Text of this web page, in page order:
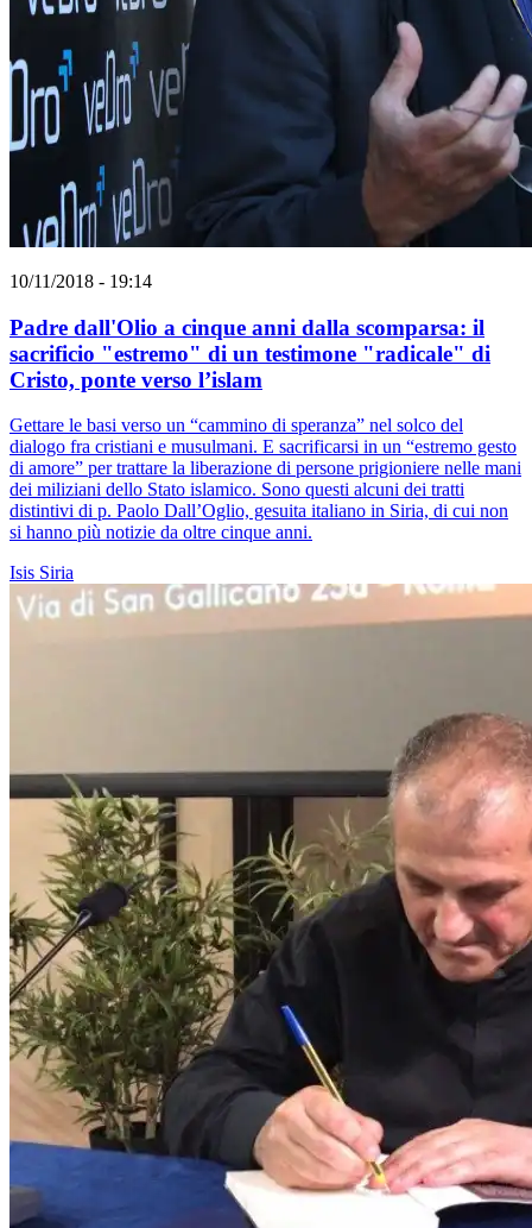
10/11/2018 - 19:14
Padre dall'Olio a cinque anni dalla scomparsa: il
sacrificio "estremo" di un testimone "radicale" di
Cristo, ponte verso l’islam
Gettare le basi verso un “cammino di speranza” nel solco del
dialogo fra cristiani e musulmani. E sacrificarsi in un “estremo gesto
di amore” per trattare la liberazione di persone prigioniere nelle mani
dei miliziani dello Stato islamico. Sono questi alcuni dei tratti
distintivi di p. Paolo Dall’Oglio, gesuita italiano in Siria, di cui non
si hanno più notizie da oltre cinque anni.
Isis Siria